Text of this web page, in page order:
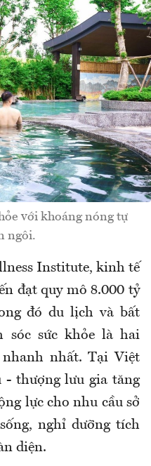
với khoáng nóng tự
ngôi.
Institute, kinh tế
đạt quy mô 8.000 tỷ
đó du lịch và bất
sóc sức khỏe là hai
nhất. Tại Việt
thượng lưu gia tăng
lực cho nhu cầu sở
nghỉ dưỡng tích
diện.